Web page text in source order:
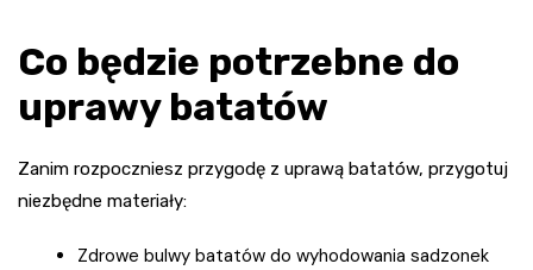
Co będzie potrzebne do
uprawy batatów
Zanim rozpoczniesz przygodę z uprawą batatów, przygotuj
niezbędne materiały:
Zdrowe bulwy batatów do wyhodowania sadzonek